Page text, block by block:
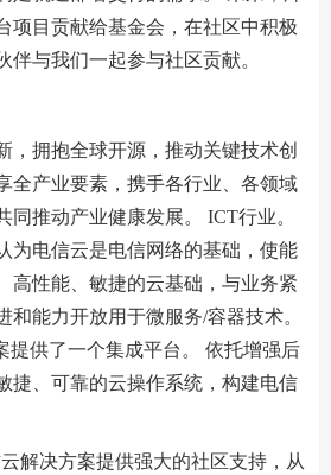
项目贡献给基金会，在社区中积极
伴与我们一起参与社区贡献。
，拥抱全球开源，推动关键技术创
全产业要素，携手各行业、各领域
同推动产业健康发展。 ICT行业。
为电信云是电信网络的基础，使能
高性能、敏捷的云基础，与业务紧
和能力开放用于微服务/容器技术。
提供了一个集成平台。 依托增强后
捷、可靠的云操作系统，构建电信
解决方案提供强大的社区支持，从